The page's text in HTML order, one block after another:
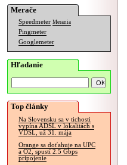
Merače
Speedmeter Merania
Pingmeter
Googlemeter
Hľadanie
Top články
Na Slovensku sa v tichosti
vypína ADSL v lokalitách s
VDSL, už 31. mája
Orange sa doťahuje na UPC
a O2, spustí 2.5 Gbps
pripojenie